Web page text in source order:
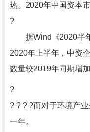
热。2020年中国资本
?
据Wind《2020半年
2020年上半年，中资
数量较2019年同期增
?
? ? ? ?而对于环境产
一年。